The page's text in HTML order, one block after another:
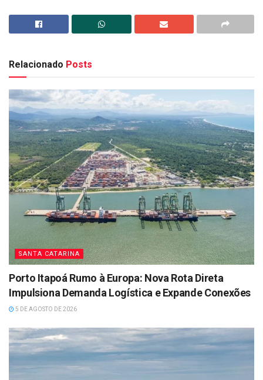
Relacionado Posts
SANTA CATARINA
Porto Itapoá Rumo à Europa: Nova Rota Direta
Impulsiona Demanda Logística e Expande Conexões
5 DE AGOSTO DE 2026